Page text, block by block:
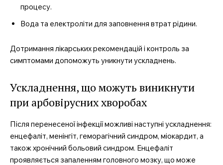
процесу.
Вода та електроліти для заповнення втрат рідини.
Дотримання лікарських рекомендацій і контроль за
симптомами допоможуть уникнути ускладнень.
Ускладнення, що можуть виникнути
при арбовірусних хворобах
Після перенесеної інфекції можливі наступні ускладнення:
енцефаліт, менінгіт, геморагічний синдром, міокардит, а
також хронічний больовий синдром. Енцефаліт
проявляється запаленням головного мозку, що може